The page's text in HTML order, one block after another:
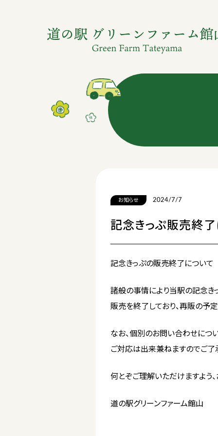
お知らせ 2024/7/7
記念きっぷ販売終
記念きっぷの販売終了について
諸般の事情により当駅の記念き
販売を終了しており、再販の予
なお、個別のお問い合わせにつ
ご対応は出来兼ねますのでご了
何とぞご理解いただけますよう
道の駅グリーンファーム館山